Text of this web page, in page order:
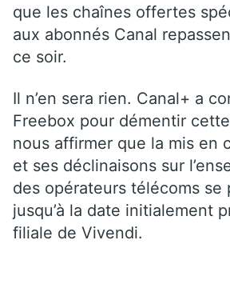
que les chaînes offertes
aux abonnés Canal
ce soir.
Il n’en sera rien. Canal+ a
Freebox pour démentir
nous affirmer que la mis en
et ses déclinaisons sur
des opérateurs télécoms se
jusqu’à la date initialement
filiale de Vivendi.